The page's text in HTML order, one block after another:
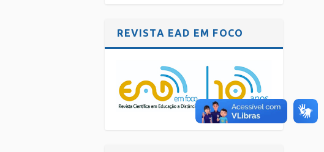
REVISTA EAD EM FOCO